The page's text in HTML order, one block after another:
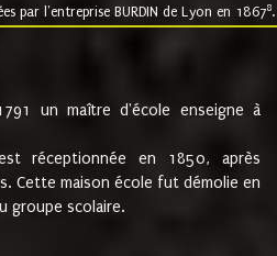
par l'entreprise BURDIN de Lyon en 18678.
un maître d'école enseigne à
réceptionnée en 1850, après
Cette maison école fut démolie en
groupe scolaire.